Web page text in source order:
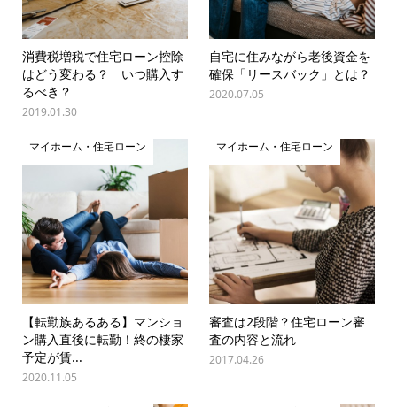
消費税増税で住宅ローン控除
はどう変わる？ いつ購入す
るべき？
2019.01.30
自宅に住みながら老後資金を
確保「リースバック」とは？
2020.07.05
マイホーム・住宅ローン
【転勤族あるある】マンショ
ン購入直後に転勤！終の棲家
予定が賃...
2020.11.05
マイホーム・住宅ローン
審査は2段階？住宅ローン審
査の内容と流れ
2017.04.26